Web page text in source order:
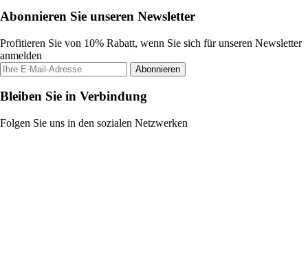
Abonnieren Sie unseren Newsletter
Profitieren Sie von 10% Rabatt, wenn Sie sich für unseren Newsletter
anmelden
Abonnieren
Bleiben Sie in Verbindung
Folgen Sie uns in den sozialen Netzwerken